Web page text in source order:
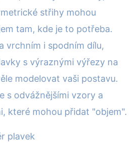
střihy mohou
tam, kde je to potřeba.
vrchním i spodním dílu,
s výraznými výřezy na
modelovat vaši postavu.
s odvážnějšími vzory a
které mohou přidat "objem".
plavek